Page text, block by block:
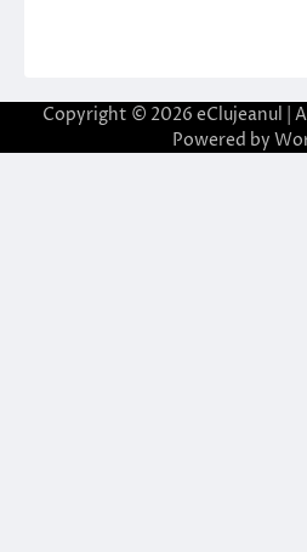
Copyright © 2026 eClujeanul |
Powered by